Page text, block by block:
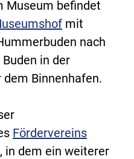
Museum befindet
mit
nach
in der
Binnenhafen.
Fördervereins
, in dem ein weiterer